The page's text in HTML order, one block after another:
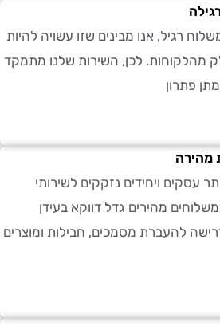
אנו מבינים שזו עשויה להיות
לכן, השירות שלנו מתמקד
ויחידים נזקקים לשירותי
מהירים גדל דווקא בעידן
מסמכים, חבילות ומוצרים